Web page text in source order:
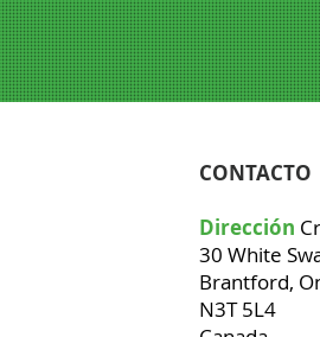
CONTACTO
Dirección
30 White
Brantford,
N3T 5L4